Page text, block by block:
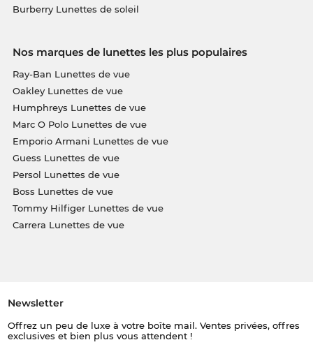
Burberry Lunettes de soleil
Nos marques de lunettes les plus populaires
Ray-Ban Lunettes de vue
Oakley Lunettes de vue
Humphreys Lunettes de vue
Marc O Polo Lunettes de vue
Emporio Armani Lunettes de vue
Guess Lunettes de vue
Persol Lunettes de vue
Boss Lunettes de vue
Tommy Hilfiger Lunettes de vue
Carrera Lunettes de vue
Newsletter
Offrez un peu de luxe à votre boîte mail. Ventes privées, offres
exclusives et bien plus vous attendent !